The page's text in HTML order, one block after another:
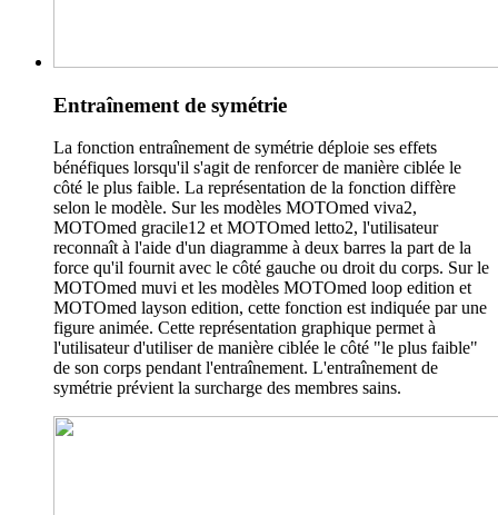
Entraînement de symétrie
La fonction entraînement de symétrie déploie ses effets
bénéfiques lorsqu'il s'agit de renforcer de manière ciblée le
côté le plus faible. La représentation de la fonction diffère
selon le modèle. Sur les modèles MOTOmed viva2,
MOTOmed gracile12 et MOTOmed letto2, l'utilisateur
reconnaît à l'aide d'un diagramme à deux barres la part de la
force qu'il fournit avec le côté gauche ou droit du corps. Sur le
MOTOmed muvi et les modèles MOTOmed loop edition et
MOTOmed layson edition, cette fonction est indiquée par une
figure animée. Cette représentation graphique permet à
l'utilisateur d'utiliser de manière ciblée le côté "le plus faible"
de son corps pendant l'entraînement. L'entraînement de
symétrie prévient la surcharge des membres sains.